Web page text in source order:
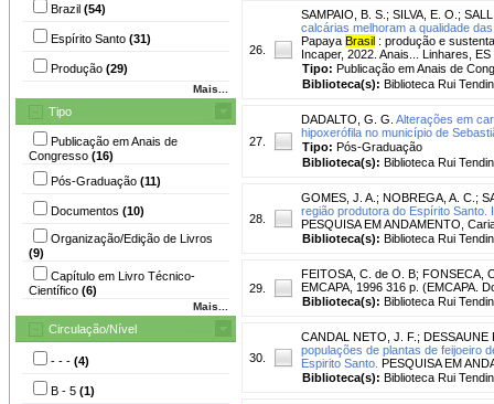
Brazil (54)
Espírito Santo (31)
Produção (29)
Mais...
Tipo
Publicação em Anais de
Congresso (16)
Pós-Graduação (11)
Documentos (10)
Organização/Edição de Livros
(9)
Capítulo em Livro Técnico-
Científico (6)
Mais...
Circulação/Nível
- - - (4)
B - 5 (1)
26.
SAMPAIO, B. S. ; SILVA, E. O. ;
calcárias melhoram a qualidade
Papaya Brasil : produção e
Incaper, 2022. Anais... Linhares,
Tipo: Publicação em Anais de
Biblioteca(s): Biblioteca Rui
27.
DADALTO, G. G. Alterações em
hipoxerófila no município de
Tipo: Pós-Graduação
Biblioteca(s): Biblioteca Rui
28.
GOMES, J. A. ; NOBREGA, A. C. ;
região produtora do Espírito Santo.
PESQUISA EM ANDAMENTO,
Biblioteca(s): Biblioteca Rui
29.
FEITOSA, C. de O. B; FONSECA,
EMCAPA, 1996 316 p. (EMCAPA.
Biblioteca(s): Biblioteca Rui
30.
CANDAL NETO, J. F. ; DESSAUNE
populações de plantas de feijoeiro
Espirito Santo. PESQUISA EM
Biblioteca(s): Biblioteca Rui